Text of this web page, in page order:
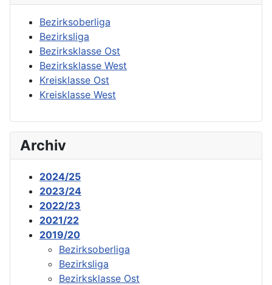
Bezirksoberliga
Bezirksliga
Bezirksklasse Ost
Bezirksklasse West
Kreisklasse Ost
Kreisklasse West
Archiv
2024/25
2023/24
2022/23
2021/22
2019/20
Bezirksoberliga
Bezirksliga
Bezirksklasse Ost